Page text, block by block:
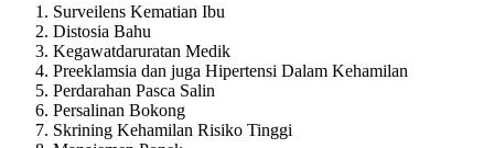
Surveilens Kematian Ibu
Distosia Bahu
Kegawatdaruratan Medik
Preeklamsia dan juga Hipertensi Dalam Kehamilan
Perdarahan Pasca Salin
Persalinan Bokong
Skrining Kehamilan Risiko Tinggi